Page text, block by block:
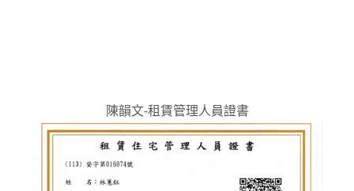
陳韻文-租賃管理人員證書